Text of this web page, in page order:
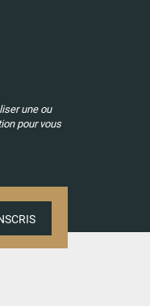
une ou
pour vous